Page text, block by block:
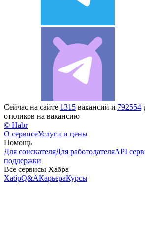
Сейчас на сайте 1315 вакансий и 792554
откликов на вакансию
© Habr
О сервисеУслуги и цены
Помощь
Для соискателяДля работодателяAPI
поддержки
Все сервисы Хабра
ХабрQ&AКарьераКурсы